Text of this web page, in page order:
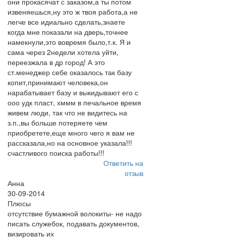
извеняешься,ну это ж твоя работа,а не
легче все идиально сделать,знаете
когда мне показали на дверь,точнее
намекнули,это вовремя было,т.к. Я и
сама через 2недели хотела уйти,
переезжала в др город! А это
ст.менеджер себе оказалось так базу
копит,принимают человека,он
нарабатывает базу и выкидывают его с
ооо удк пласт, хммм в печальное время
живем люди, так что не видитесь на
з.п.,вы больше потеряете чем
приобретете,еще много чего я вам не
рассказала,но на основное указала!!!
счастливого поиска работы!!!
Ответить на
отзыв
Анна
30-09-2014
Плюсы
отсутствие бумажной волокиты- не надо
писать служебок, подавать документов,
визировать их